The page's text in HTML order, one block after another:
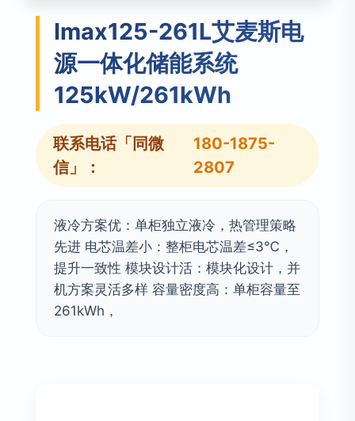
Imax125-261L艾麦斯电
源一体化储能系统
125kW/261kWh
联系电话「同微
信」：
180-1875-
2807
液冷方案优：单柜独立液冷，热管理策略
先进 电芯温差小：整柜电芯温差≤3℃，
提升一致性 模块设计活：模块化设计，并
机方案灵活多样 容量密度高：单柜容量至
261kWh，